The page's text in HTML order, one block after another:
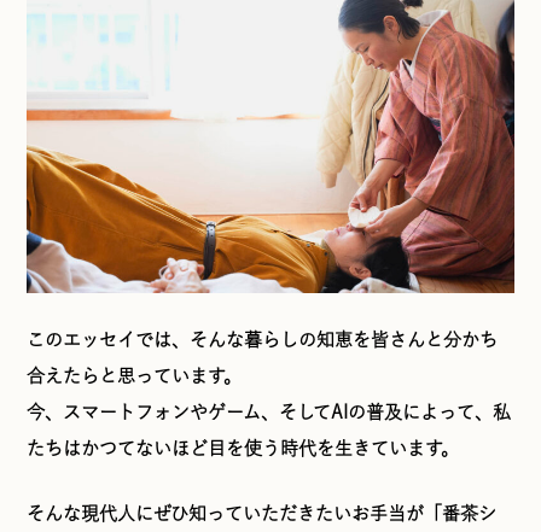
このエッセイでは、そんな暮らしの知恵を皆さんと分かち
合えたらと思っています。
今、スマートフォンやゲーム、そしてAIの普及によって、私
たちはかつてないほど目を使う時代を生きています。
そんな現代人にぜひ知っていただきたいお手当が「番茶シ